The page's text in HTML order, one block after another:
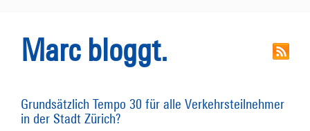
Marc bloggt.
Grundsätzlich Tempo 30 für alle Verkehrsteilnehmer
in der Stadt Zürich?